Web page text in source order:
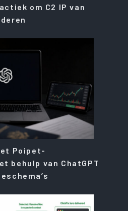
om C2 IP van
Poipet-
behulp van ChatGPT